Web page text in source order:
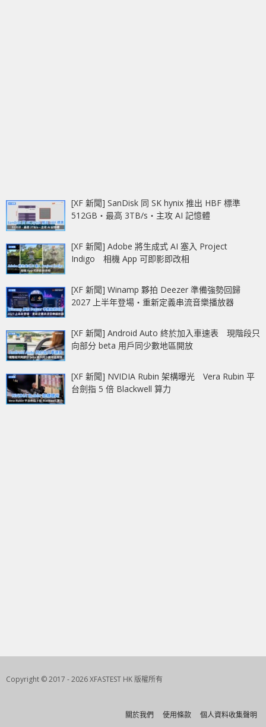
[XF 新聞] SanDisk 同 SK hynix 推出 HBF 標準
512GB‧最高 3TB/s‧主攻 AI 記憶體
[XF 新聞] Adobe 將生成式 AI 塞入 Project
Indigo 相機 App 可即影即改相
[XF 新聞] Winamp 夥拍 Deezer 準備強勢回歸
2027 上半年登場‧重新定義串流音樂播放器
[XF 新聞] Android Auto 終於加入車速表 現階段只
向部分 beta 用戶同少數地區開放
[XF 新聞] NVIDIA Rubin 架構曝光 Vera Rubin 平
台劍指 5 倍 Blackwell 算力
Copyright © 2017 - 2026 XFASTEST HK 版權所有
關於我們 使用條款 個人資料收集聲明